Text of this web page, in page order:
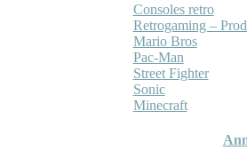
Consoles retro
Retrogaming –
Mario Bros
Pac-Man
Street Fighter
Sonic
Minecraft